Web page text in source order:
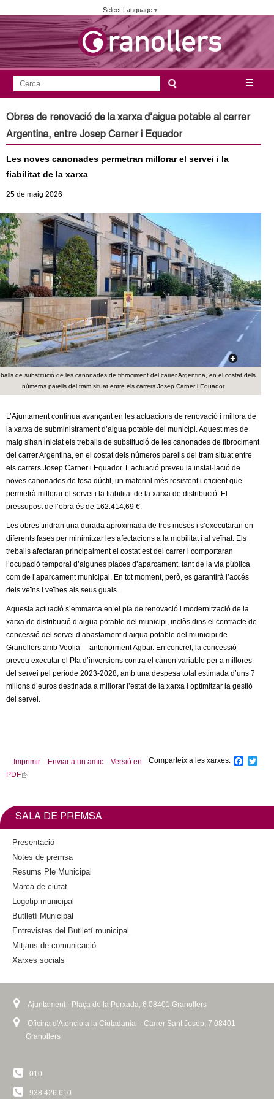
Vés
al
contingut
Select Language▼
u
n
a
m
e
n
t
d
e
G
a
n
o
e
s
☰
F
o
m
u
l
a
r
i
d
e
c
e
r
c
a
e
Obres de renovació de la xarxa d’aigua potable al carrer
Argentina, entre Josep Carner i Equador
Les noves canonades permetran millorar el servei i la
fiabilitat de la xarxa
25 de maig 2026
de substitució de les canonades de fibrociment del carrer Argentina, en el costat dels
números parells del tram situat entre els carrers Josep Carner i Equador
L’Ajuntament continua avançant en les actuacions de renovació i millora de
la xarxa de subministrament d’aigua potable del municipi. Aquest mes de
maig s'han iniciat els treballs de substitució de les canonades de fibrociment
del carrer Argentina, en el costat dels números parells del tram situat entre
els carrers Josep Carner i Equador. L’actuació preveu la instal·lació de
noves canonades de fosa dúctil, un material més resistent i eficient que
permetrà millorar el servei i la fiabilitat de la xarxa de distribució. El
pressupost de l’obra és de 162.414,69 €.
Les obres tindran una durada aproximada de tres mesos i s’executaran en
diferents fases per minimitzar les afectacions a la mobilitat i al veïnat. Els
treballs afectaran principalment el costat est del carrer i comportaran
l’ocupació temporal d’algunes places d’aparcament, tant de la via pública
com de l’aparcament municipal. En tot moment, però, es garantirà l’accés
dels veïns i veïnes als seus guals.
Aquesta actuació s’emmarca en el pla de renovació i modernització de la
xarxa de distribució d’aigua potable del municipi, inclòs dins el contracte de
concessió del servei d’abastament d’aigua potable del municipi de
Granollers amb Veolia —anteriorment Agbar. En concret, la concessió
preveu executar el Pla d’inversions contra el cànon variable per a millores
del servei pel període 2023-2028, amb una despesa total estimada d’uns 7
milions d’euros destinada a millorar l’estat de la xarxa i optimitzar la gestió
del servei.
Comparteix a les xarxes:
k
Imprimir Enviar a un amic
Versió en
PDF(
n
i
t
e
r
n
a
SALA DE PREMSA
Presentació
Notes de premsa
Resums Ple Municipal
Marca de ciutat
Logotip municipal
Butlletí Municipal
Entrevistes del Butlletí municipal
Mitjans de comunicació
Xarxes socials
Ajuntament - Plaça de la Porxada, 6 08401 Granollers
Oficina d'Atenció a la Ciutadania - Carrer Sant Josep, 7 08401
Granollers
010
938 426 610